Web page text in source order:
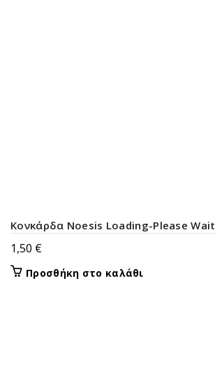
Κονκάρδα Noesis Loading-Please Wait
1,50 €
Προσθήκη στο καλάθι